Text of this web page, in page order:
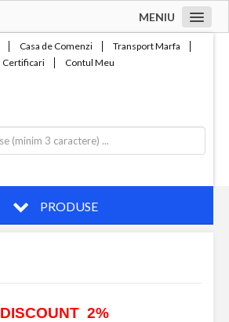
MENIU
Casa de Comenzi
Transport Marfa
Certificari
Contul Meu
PRODUSE
DISCOUNT 2%